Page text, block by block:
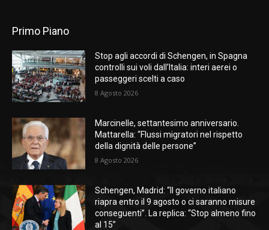
Primo Piano
Stop agli accordi di Schengen, in Spagna
controlli sui voli dall’Italia: interi aerei o
passeggeri scelti a caso
8 Agosto 2026
Marcinelle, settantesimo anniversario.
Mattarella: “Flussi migratori nel rispetto
della dignità delle persone”
8 Agosto 2026
Schengen, Madrid: “Il governo italiano
riapra entro il 9 agosto o ci saranno misure
conseguenti”. La replica: “Stop almeno fino
al 15”